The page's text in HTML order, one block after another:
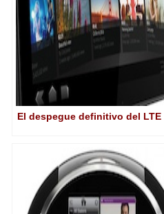
El despegue definitivo del LTE